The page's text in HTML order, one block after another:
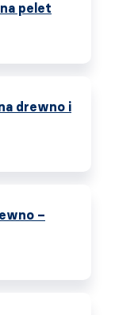
pelet
drewno i
–